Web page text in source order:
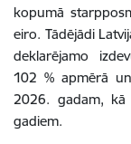
kopumā
eiro. Tādējādi
deklarējamo
102 % apmērā
2026. gadam,
gadiem.